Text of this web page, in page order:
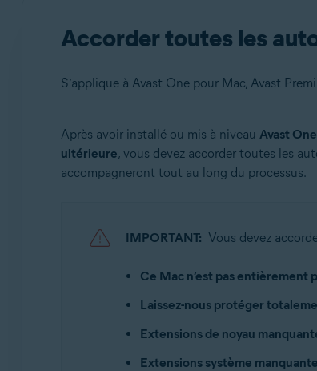
Accorder toutes les
S’applique à Avast One pour Mac, Avast
Produits:
Avast One 24.x pour Mac
Systèmes d'exploitation:
Apple macOS 15.x (Sequoia)
Apple macOS 13.x (Ventura)
Apple macOS 12.x (Monterey)
Après avoir installé ou mis à niveau Avast One
ultérieure, vous devez accorder toutes les
accompagneront tout au long du processus.
IMPORTANT: Vous devez
Ce Mac n’est pas entièrement
Laissez-nous protéger
Extensions de noyau
Extensions système